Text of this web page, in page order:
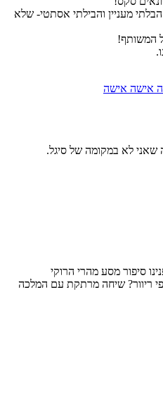
מעניין והבילתי אסתטי- שלא
המשותף!
אישה אישה
לא במקומה של סיגל.
סיפור מסע מהרי הרוקי
ריוור? שיחה מרתקת עם המלכה